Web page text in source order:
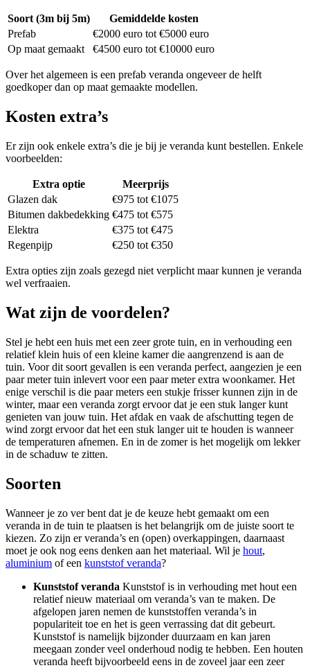
Soort (3m bij 5m)
Gemiddelde kosten
Prefab
€2000 euro tot €5000 euro
Op maat gemaakt
€4500 euro tot €10000 euro
Over het algemeen is een prefab veranda ongeveer de helft
goedkoper dan op maat gemaakte modellen.
Kosten extra’s
Er zijn ook enkele extra’s die je bij je veranda kunt bestellen. Enkele
voorbeelden:
Extra optie
Meerprijs
Glazen dak
€975 tot €1075
Bitumen dakbedekking €475 tot €575
Elektra
€375 tot €475
Regenpijp
€250 tot €350
Extra opties zijn zoals gezegd niet verplicht maar kunnen je veranda
wel verfraaien.
Wat zijn de voordelen?
Stel je hebt een huis met een zeer grote tuin, en in verhouding een
relatief klein huis of een kleine kamer die aangrenzend is aan de
tuin. Voor dit soort gevallen is een veranda perfect, aangezien je een
paar meter tuin inlevert voor een paar meter extra woonkamer. Het
enige verschil is die paar meters een stukje frisser kunnen zijn in de
winter, maar een veranda zorgt ervoor dat je een stuk langer kunt
genieten van jouw tuin. Het afdak en vaak de afschutting tegen de
wind zorgt ervoor dat het een stuk langer uit te houden is wanneer
de temperaturen afnemen. En in de zomer is het mogelijk om lekker
in de schaduw te zitten.
Soorten
Wanneer je zo ver bent dat je de keuze hebt gemaakt om een
veranda in de tuin te plaatsen is het belangrijk om de juiste soort te
kiezen. Zo zijn er veranda’s en (open) overkappingen, daarnaast
moet je ook nog eens denken aan het materiaal. Wil je hout,
aluminium of een kunststof veranda?
Kunststof veranda Kunststof is in verhouding met hout een
relatief nieuw materiaal om veranda’s van te maken. De
afgelopen jaren nemen de kunststoffen veranda’s in
populariteit toe en het is geen verrassing dat dit gebeurt.
Kunststof is namelijk bijzonder duurzaam en kan jaren
meegaan zonder veel onderhoud nodig te hebben. Een houten
veranda heeft bijvoorbeeld eens in de zoveel jaar een zeer